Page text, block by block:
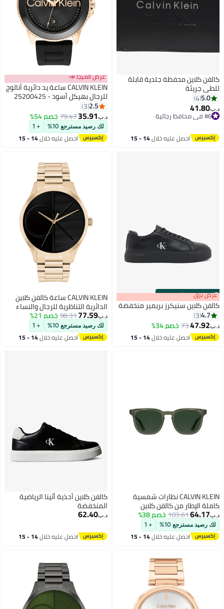
كالفن كلاين محفظة جلدية قابلة
للطي جريئة
5.0
4
د.ب‏41.80
#6 في محافظ رجالية
احصل عليه خلال 14 - 15
عرض الميجا 📣
CALVIN KLEIN ساعة يد دائرية أنالوج
للرجال بهيكل أسود - 25200425
2.5
3
د.ب‏35.91
79.47خصم 54%
لك رصيد مسترجع 10% + 1
احصل عليه خلال 14 - 15
00m:00s
·باقي 100% عرض برق
كالفن كلاين سنيكرز بريمير منخفضة
4.7
3
د.ب‏47.92
73 خصم 34%
احصل عليه خلال 14 - 15
CALVIN KLEIN ساعة كالفن كلاين
الدائرية التناظرية للرجال والنساء
بحالة ذهبية وردية - 25300028
د.ب‏77.59
98.31خصم 21%
لك رصيد مسترجع 10% + 1
احصل عليه خلال 14 - 15
CALVIN KLEIN نظارات شمسية
كاملة الإطار من كالفن كلاين
CK25536S 5420 (330) شفاف
كاكي
د.ب‏64.17
103.61خصم 38%
لك رصيد مسترجع 10% + 1
احصل عليه خلال 14 - 15
اغسطس
كالفن كلاين أحذية أثينا الرياضية
المنخفضة
د.ب‏62.40
احصل عليه خلال 14 - 15
اغسطس